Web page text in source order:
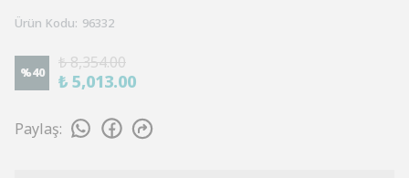
Ürün Kodu: 96332
%40
₺ 8,354.00
₺ 5,013.00
Paylaş: